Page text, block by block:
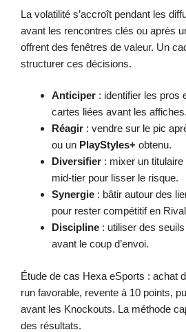
La volatilité s’accroît pendant les
avant les rencontres clés ou après
offrent des fenêtres de valeur. Un
structurer ces décisions.
Anticiper : identifier les pros
cartes liées avant les affiches.
Réagir : vendre sur le pic
ou un PlayStyles+ obtenu.
Diversifier : mixer un
mid-tier pour lisser le risque.
Synergie : bâtir autour des
pour rester compétitif en
Discipline : utiliser des
avant le coup d’envoi.
Étude de cas Hexa eSports : achat
run favorable, revente à 10 points,
avant les Knockouts. La méthode
des résultats.